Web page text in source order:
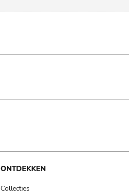
ONTDEKKEN
Collecties